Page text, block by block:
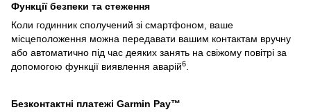
Функції безпеки та стеження
Коли годинник сполучений зі смартфоном, ваше
місцеположення можна передавати вашим контактам вручну
або автоматично під час деяких занять на свіжому повітрі за
допомогою функції виявлення аварій6.
Безконтактні платежі Garmin Pay™